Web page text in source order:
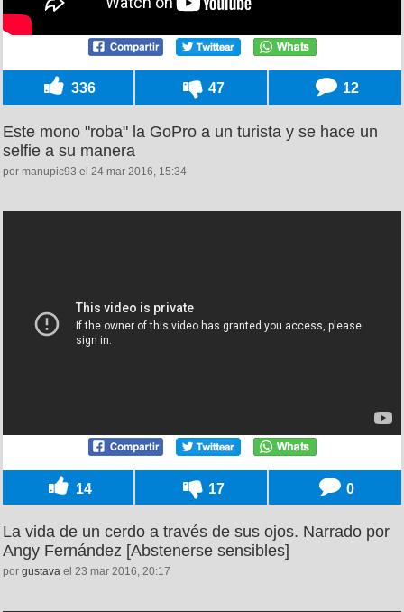
336 47 12
Este mono "roba" la GoPro a un turista y se hace un
selfie a su manera
por manupic93 el 24 mar 2016, 15:34
14 17 0
La vida de un cerdo a través de sus ojos. Narrado por
Angy Fernández [Abstenerse sensibles]
por gustava el 23 mar 2016, 20:17